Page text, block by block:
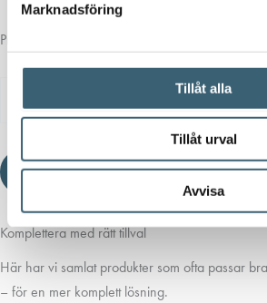
Marknadsföring
Tillåt alla
Tillåt urval
Avvisa
Produktblad
Ladda ner
Komplettera med rätt tillval
Här har vi samlat produkter som ofta passar
– för en mer komplett lösning.